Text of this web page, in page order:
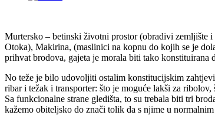
Murtersko – betinski životni prostor (obradivi zemljište
Otoka), Makirina, (maslinici na kopnu do kojih se je
prihvat brodova, gajeta je morala biti tako konstituirana
No teže je bilo udovoljiti ostalim konstitucijskim
ribar i težak i transporter: što je moguće lakši za
Sa funkcionalne strane gledišta, to su trebala biti tri
kažemo obiteljsko do znači tolik da s njime u